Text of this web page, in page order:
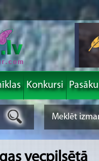
Konkursi
vecpilsētā